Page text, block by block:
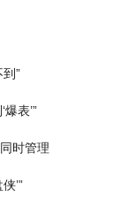
”
表’”
时管理
’”